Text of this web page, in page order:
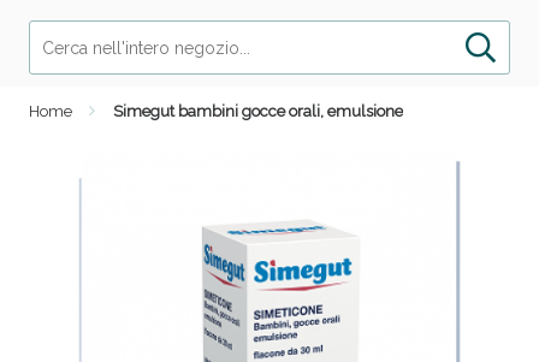
Home Simegut bambini gocce orali, emulsione
Salini e Multivitaminici: oggi Sconto extra fino al
50%!